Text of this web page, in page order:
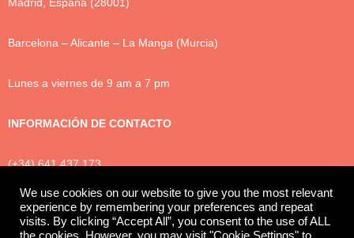
Barcelona – Alicante – La Manga (Murcia)
Lunes a viernes de 9 am a 7 pm
INFORMACIÓN DE CONTACTO
(+34) 641 437 173
We use cookies on our website to give you the most relevant
experience by remembering your preferences and repeat
visits. By clicking “Accept All”, you consent to the use of ALL